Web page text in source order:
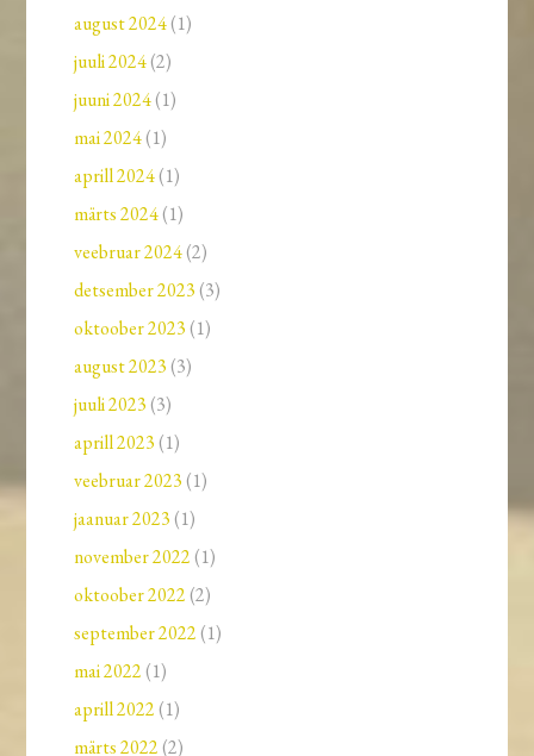
august 2024(1)
juuli 2024(2)
juuni 2024(1)
mai 2024(1)
aprill 2024(1)
märts 2024(1)
veebruar 2024(2)
detsember 2023 (3)
oktoober 2023 (1)
august 2023 (3)
juuli 2023 (3)
aprill 2023 (1)
veebruar 2023 (1)
jaanuar 2023 (1)
november 2022 (1)
oktoober 2022 (2)
september 2022 (1)
mai 2022 (1)
aprill 2022 (1)
märts 2022 (2)